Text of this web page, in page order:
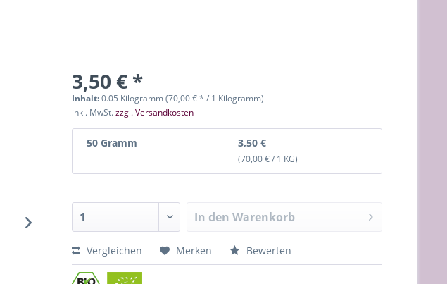
3,50 € *
Inhalt:0.05 Kilogramm (70,00 € * / 1 Kilogramm)
inkl. MwSt.zzgl. Versandkosten
50 Gramm 3,50 €
(70,00 € / 1 KG)
In den Warenkorb
Vergleichen Merken Bewerten